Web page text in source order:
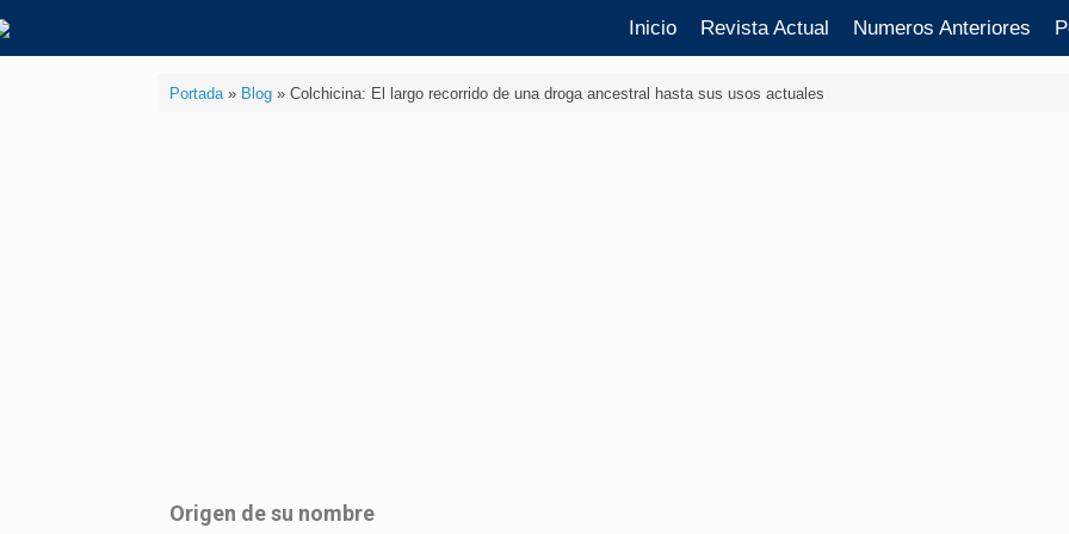
Inicio Revista Actual Numeros Anteriores
Portada» Blog» Colchicina: El largo recorrido de una droga ancestral hasta sus usos actuales
Origen de su nombre